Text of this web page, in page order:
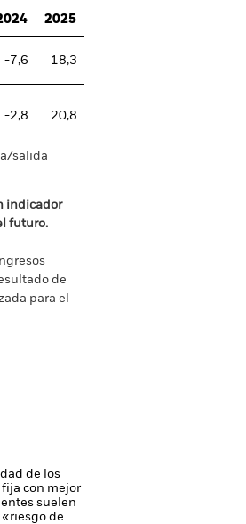
2025
-7,6 18,3
-2,8 20,8
salida
indicador
futuro.
de
para el
de los
con mejor
suelen
de